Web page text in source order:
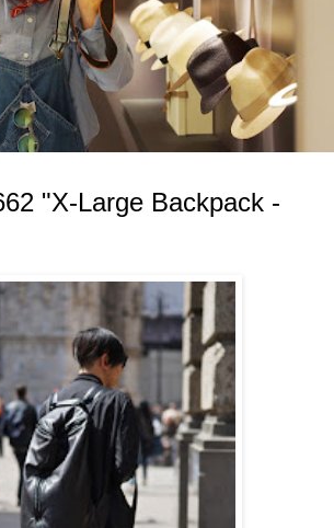
"X-Large Backpack -